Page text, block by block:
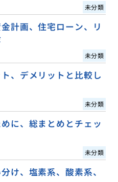
未分類
計画、住宅ローン、リ
未分類
、デメリットと比較し
未分類
に、総まとめとチェッ
未分類
け、塩素系、酸素系、